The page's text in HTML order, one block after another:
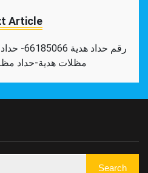
Article
رقم حداد
مظلات هدية-حداد